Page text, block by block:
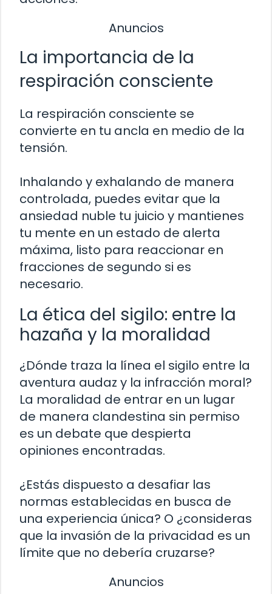
Anuncios
La importancia de la
respiración consciente
La respiración consciente se
convierte en tu ancla en medio de la
tensión.
Inhalando y exhalando de manera
controlada, puedes evitar que la
ansiedad nuble tu juicio y mantienes
tu mente en un estado de alerta
máxima, listo para reaccionar en
fracciones de segundo si es
necesario.
La ética del sigilo: entre la
hazaña y la moralidad
¿Dónde traza la línea el sigilo entre la
aventura audaz y la infracción moral?
La moralidad de entrar en un lugar
de manera clandestina sin permiso
es un debate que despierta
opiniones encontradas.
¿Estás dispuesto a desafiar las
normas establecidas en busca de
una experiencia única? O ¿consideras
que la invasión de la privacidad es un
límite que no debería cruzarse?
Anuncios